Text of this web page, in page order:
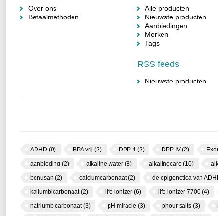
Over ons
Betaalmethoden
Alle producten
Nieuwste producten
Aanbiedingen
Merken
Tags
RSS feeds
Nieuwste producten
ADHD (9) BPA vrij (2) DPP 4 (2) DPP IV (2)
aanbieding (2) alkaline water (8) alkalinecare (10)
bonusan (2) calciumcarbonaat(2) de epigenetica van
kaliumbicarbonaat(2) life ionizer (6) life ionizer 7700 (4)
natriumbicarbonaat(3) pH miracle (3) phour salts (3)